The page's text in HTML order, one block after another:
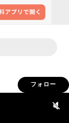
フォロー